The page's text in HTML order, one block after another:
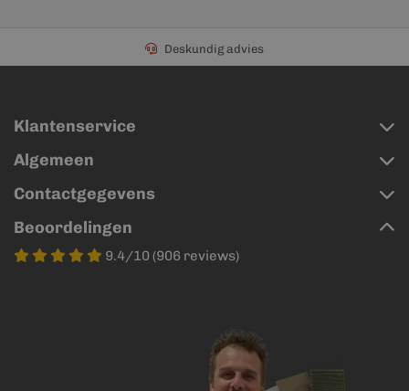
Deskundig advies
Klantenservice
Algemeen
Contactgegevens
Beoordelingen
9.4/10 (906 reviews)